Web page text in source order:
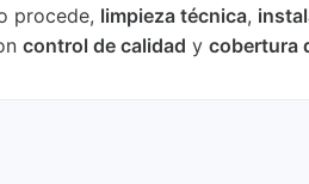
procede, limpieza técnica,
control de calidad y cobertura